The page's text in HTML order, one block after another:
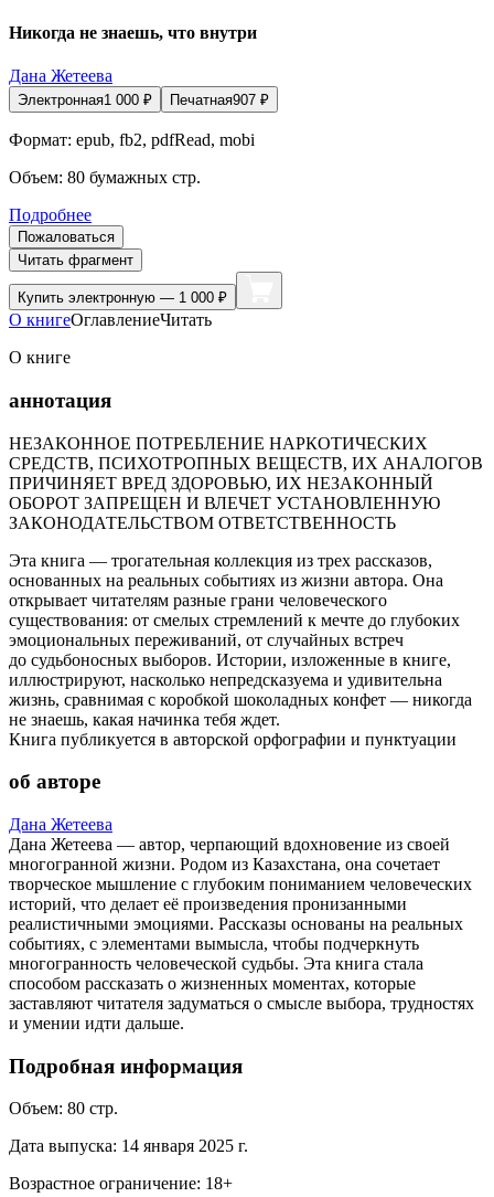
Никогда не знаешь, что внутри
Дана Жетеева
Электронная1 000 ₽ Печатная907 ₽
Формат: epub, fb2, pdfRead, mobi
Объем: 80 бумажных стр.
Подробнее
Пожаловаться
Читать фрагмент
Купить электронную — 1 000 ₽
О книгеОглавлениеЧитать
О книге
аннотация
НЕЗАКОННОЕ ПОТРЕБЛЕНИЕ НАРКОТИЧЕСКИХ
СРЕДСТВ, ПСИХОТРОПНЫХ ВЕЩЕСТВ, ИХ АНАЛОГОВ
ПРИЧИНЯЕТ ВРЕД ЗДОРОВЬЮ, ИХ НЕЗАКОННЫЙ
ОБОРОТ ЗАПРЕЩЕН И ВЛЕЧЕТ УСТАНОВЛЕННУЮ
ЗАКОНОДАТЕЛЬСТВОМ ОТВЕТСТВЕННОСТЬ
Эта книга — трогательная коллекция из трех рассказов,
основанных на реальных событиях из жизни автора. Она
открывает читателям разные грани человеческого
существования: от смелых стремлений к мечте до глубоких
эмоциональных переживаний, от случайных встреч
до судьбоносных выборов. Истории, изложенные в книге,
иллюстрируют, насколько непредсказуема и удивительна
жизнь, сравнимая с коробкой шоколадных конфет — никогда
не знаешь, какая начинка тебя ждет.
Книга публикуется в авторской орфографии и пунктуации
об авторе
Дана Жетеева
Дана Жетеева — автор, черпающий вдохновение из своей
многогранной жизни. Родом из Казахстана, она сочетает
творческое мышление с глубоким пониманием человеческих
историй, что делает её произведения пронизанными
реалистичными эмоциями. Рассказы основаны на реальных
событиях, с элементами вымысла, чтобы подчеркнуть
многогранность человеческой судьбы. Эта книга стала
способом рассказать о жизненных моментах, которые
заставляют читателя задуматься о смысле выбора, трудностях
и умении идти дальше.
Подробная информация
Объем: 80 стр.
Дата выпуска: 14 января 2025 г.
Возрастное ограничение: 18+